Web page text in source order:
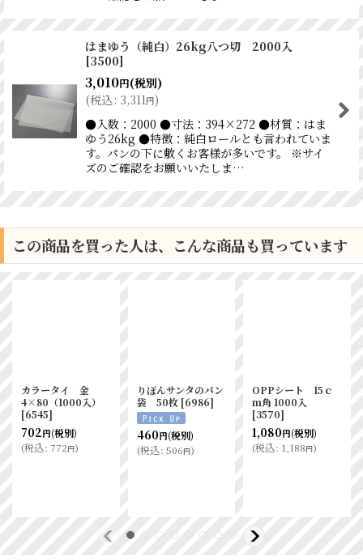
はまゆう（純白）26kg八つ切 2000入
[3500]
3,010円(税別)
(税込: 3,311円)
●入数：2000 ●寸法：394×272 ●材質：はま
ゆう26kg ●特徴：純白ロールとも言われていま
す。パンの下に敷くお客様が多いです。 ※サイ
ズのご確認をお願いいたしま…
この商品を買った人は、こんな商品も買っています
スマートタイ ピン
ク 4×80（1000
入）[65494
690 円(税別)
SHORTタイプ1斤
用 KOー03
0.03×120／
240×330 IPP
4,260円～
47,580
1.5斤用角底袋 21-1
未晒 50枚
952円
(税込:1,047円